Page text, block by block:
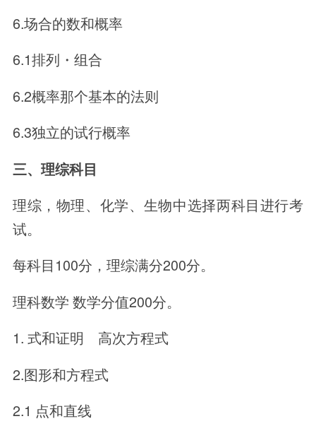
6.场合的数和概率
6.1排列・组合
6.2概率那个基本的法则
6.3独立的试行概率
三、理综科目
理综，物理、化学、生物中选择两科目进行考
试。
每科目100分，理综满分200分。
理科数学 数学分值200分。
1. 式和证明 高次方程式
2.图形和方程式
2.1 点和直线